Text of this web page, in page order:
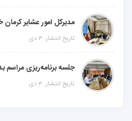
تاریخ انتشار: ۳ دی
جلسه برنامه‌ریزی مراسم
تاریخ انتشار: ۳ دی